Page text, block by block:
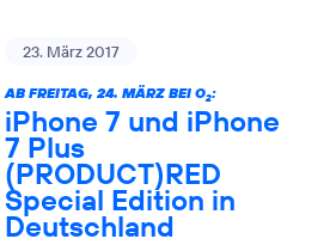
23. März 2017
AB FREITAG, 24. MÄRZ BEI O2:
iPhone 7 und iPhone
7 Plus
(PRODUCT)RED
Special Edition in
Deutschland